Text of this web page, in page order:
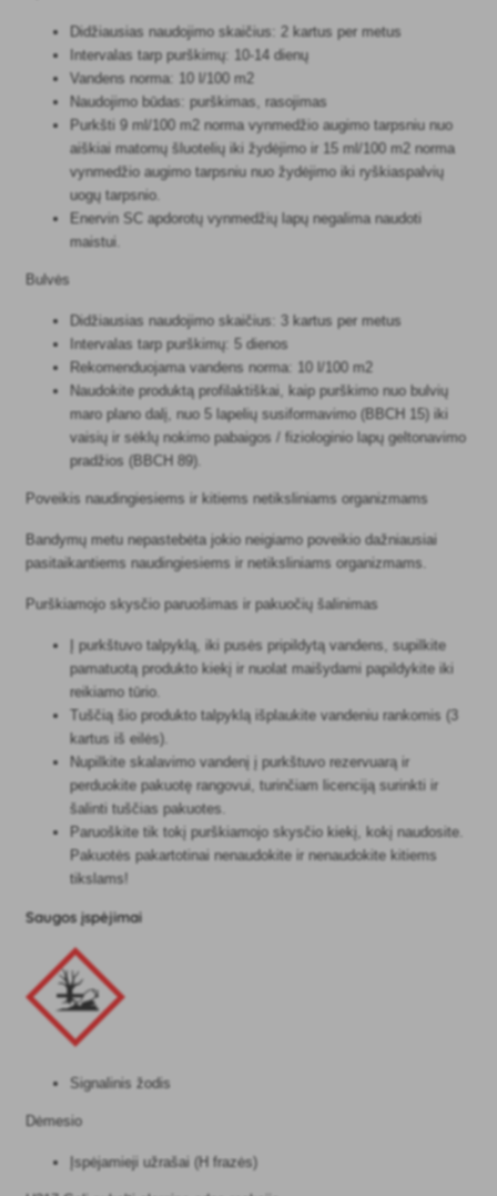
Didžiausias naudojimo skaičius: 2 kartus per metus
Intervalas tarp purškimų: 10-14 dienų
Vandens norma: 10 l/100 m2
Naudojimo būdas: purškimas, rasojimas
Purkšti 9 ml/100 m2 norma vynmedžio augimo tarpsniu nuo
aiškiai matomų šluotelių iki žydėjimo ir 15 ml/100 m2 norma
vynmedžio augimo tarpsniu nuo žydėjimo iki ryškiaspalvių
uogų tarpsnio.
Enervin SC apdorotų vynmedžių lapų negalima naudoti
maistui.
Bulvės
Didžiausias naudojimo skaičius: 3 kartus per metus
Intervalas tarp purškimų: 5 dienos
Rekomenduojama vandens norma: 10 l/100 m2
Naudokite produktą profilaktiškai, kaip purškimo nuo bulvių
maro plano dalį, nuo 5 lapelių susiformavimo (BBCH 15) iki
vaisių ir sėklų nokimo pabaigos / fiziologinio lapų geltonavimo
pradžios (BBCH 89).
Poveikis naudingiesiems ir kitiems netiksliniams organizmams
Bandymų metu nepastebėta jokio neigiamo poveikio dažniausiai
pasitaikantiems naudingiesiems ir netiksliniams organizmams.
Purškiamojo skysčio paruošimas ir pakuočių šalinimas
Į purkštuvo talpyklą, iki pusės pripildytą vandens, supilkite
pamatuotą produkto kiekį ir nuolat maišydami papildykite iki
reikiamo tūrio.
Tuščią šio produkto talpyklą išplaukite vandeniu rankomis (3
kartus iš eilės).
Nupilkite skalavimo vandenį į purkštuvo rezervuarą ir
perduokite pakuotę rangovui, turinčiam licenciją surinkti ir
šalinti tuščias pakuotes.
Paruoškite tik tokį purškiamojo skysčio kiekį, kokį naudosite.
Pakuotės pakartotinai nenaudokite ir nenaudokite kitiems
tikslams!
Saugos įspėjimai
Signalinis žodis
Dėmesio
Įspėjamieji užrašai (H frazės)